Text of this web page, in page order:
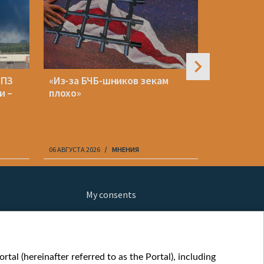
–
«Из-за БЧБ-шников зекам
плохо»
06 АВГУСТА 2026 МНЕНИЯ
My consents
(hereinafter referred to as the Portal), including